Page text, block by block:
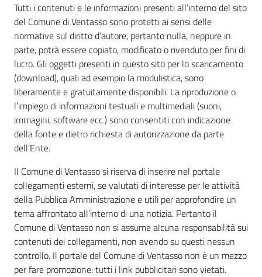
Tutti i contenuti e le informazioni presenti all’interno del sito
del Comune di Ventasso sono protetti ai sensi delle
normative sul diritto d’autore, pertanto nulla, neppure in
parte, potrà essere copiato, modificato o rivenduto per fini di
lucro. Gli oggetti presenti in questo sito per lo scaricamento
(download), quali ad esempio la modulistica, sono
liberamente e gratuitamente disponibili. La riproduzione o
l’impiego di informazioni testuali e multimediali (suoni,
immagini, software ecc.) sono consentiti con indicazione
della fonte e dietro richiesta di autorizzazione da parte
dell’Ente.
Il Comune di Ventasso si riserva di inserire nel portale
collegamenti esterni, se valutati di interesse per le attività
della Pubblica Amministrazione e utili per approfondire un
tema affrontato all’interno di una notizia. Pertanto il
Comune di Ventasso non si assume alcuna responsabilità sui
contenuti dei collegamenti, non avendo su questi nessun
controllo. Il portale del Comune di Ventasso non è un mezzo
per fare promozione: tutti i link pubblicitari sono vietati.